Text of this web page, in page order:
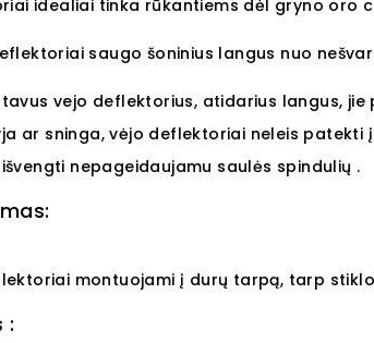
idealiai tinka rūkantiems dėl gryno oro
saugo šoninius langus nuo
vejo deflektorius, atidarius langus,
ar sninga, vėjo deflektoriai neleis
nepageidaujamu saulės spindulių .
montuojami į durų tarpą, tarp
: